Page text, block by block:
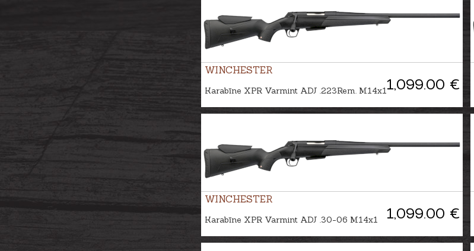
WINCHESTER
1,099.00 €
Karabīne XPR Varmint ADJ .223Rem. M14x1
WINCHESTER
1,099.00 €
Karabīne XPR Varmint ADJ .30-06 M14x1